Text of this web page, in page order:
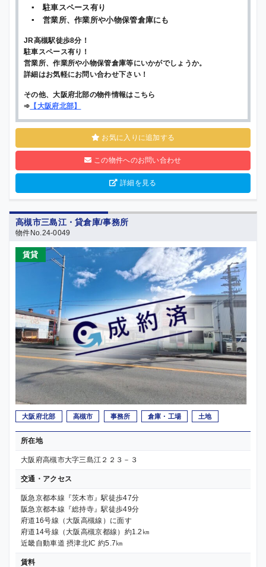
▪ 駐車スペース有り
▪ 営業所、作業所や小物保管倉庫にも
JR高槻駅徒歩8分！
駐車スペース有り！
営業所、作業所や小物保管倉庫等にいかがでしょうか。
詳細はお気軽にお問い合わせ下さい！
その他、大阪府北部の物件情報はこちら
➾ 【大阪府北部】
お気に入りに追加する
この物件へのお問い合わせ
詳細を見る
高槻市三島江・貸倉庫/事務所
物件No.24-0049
賃貸
大阪府北部 高槻市 事務所 倉庫・工場 土地
所在地
大阪府高槻市大字三島江２２３－３
交通・アクセス
阪急京都本線『茨木市』駅徒歩47分
阪急京都本線『総持寺』駅徒歩49分
府道16号線（大阪高槻線）に面す
府道14号線（大阪高槻京都線）約1.2㎞
近畿自動車道 摂津北IC 約5.7㎞
賃料